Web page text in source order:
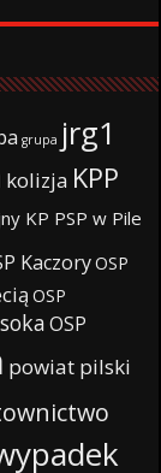
grupa jrg1
kolizja KPP
KP PSP w Pile
KaczoryOSP
OSP
OSP
powiat pilski